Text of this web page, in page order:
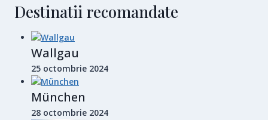
Destinatii recomandate
Wallgau
25 octombrie 2024
München
28 octombrie 2024